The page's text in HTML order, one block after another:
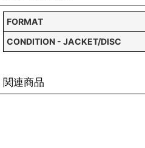
FORMAT
CONDITION - JACKET/DISC
関連商品